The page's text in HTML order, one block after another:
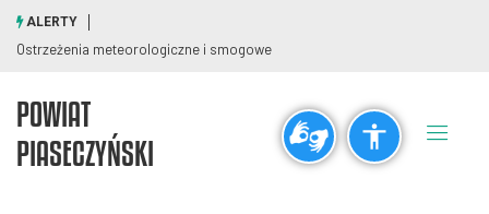
visibility_off title
ALERTY
Ostrzeżenia meteorologiczne i smogowe
POWIAT
PIASECZYŃSKI